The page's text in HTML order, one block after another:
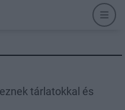
tárlatokkal és